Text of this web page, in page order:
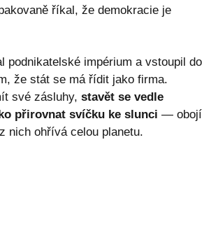
říkal, že demokracie je
podnikatelské impérium a vstoupil do
že stát se má řídit jako firma.
své zásluhy, stavět se vedle
přirovnat svíčku ke slunci — obojí
nich ohřívá celou planetu.